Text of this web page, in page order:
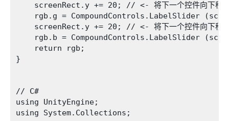
screenRect.y += 20; // <- 将下一个控件向下移动
rgb.g = CompoundControls.LabelSlider
screenRect.y += 20; // <- 将下一个控件向下移动
rgb.b = CompoundControls.LabelSlider
    return rgb;
}
// C#
using UnityEngine;
using System.Collections;